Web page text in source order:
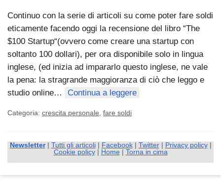
Continuo con la serie di articoli su come poter fare soldi
eticamente facendo oggi la recensione del libro “The
$100 Startup“(ovvero come creare una startup con
soltanto 100 dollari), per ora disponibile solo in lingua
inglese, (ed inizia ad impararlo questo inglese, ne vale
la pena: la stragrande maggioranza di ciò che leggo e
studio online…
Continua a leggere
Categoria: crescita personale fare soldi
Newsletter| Tutti gli articoli| Facebook| Twitter| Privacy policy|
Cookie policy| Home| Torna in cima